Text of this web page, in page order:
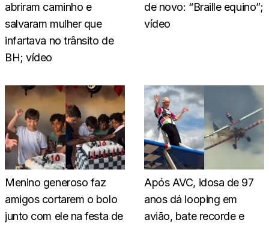
abriram caminho e
salvaram mulher que
infartava no trânsito de
BH; vídeo
de novo: “Braille equino”;
vídeo
Menino generoso faz
amigos cortarem o bolo
junto com ele na festa de
Após AVC, idosa de 97
anos dá looping em
avião, bate recorde e